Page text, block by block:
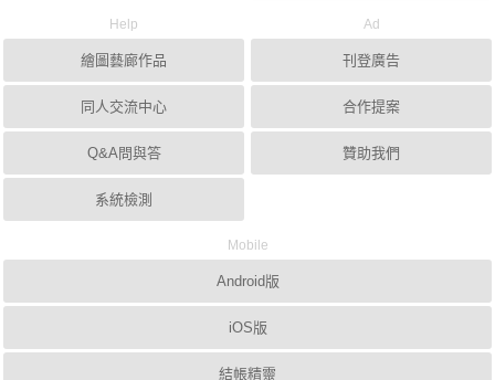
Help
繪圖藝廊作品
同人交流中心
Q&A問與答
系統檢測
Ad
刊登廣告
合作提案
贊助我們
Mobile
Android版
iOS版
結帳精靈